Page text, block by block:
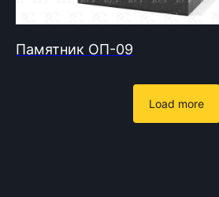
Памятник ОП-09
Load more